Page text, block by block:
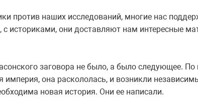
против наших исследований, многие нас
историками, они доставляют нам интересные
заговора не было, а было следующее. По
она раскололась, и возникли
новая история. Они ее написали.